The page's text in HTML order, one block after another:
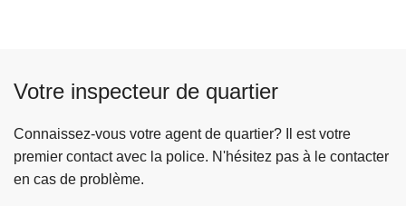
Votre inspecteur de quartier
Connaissez-vous votre agent de quartier? Il est votre
premier contact avec la police. N'hésitez pas à le contacter
en cas de problème.